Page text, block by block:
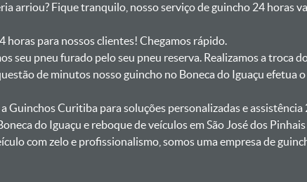
arriou? Fique tranquilo, nosso serviço de guincho 24 horas
horas para nossos clientes! Chegamos rápido.
seu pneu furado pelo seu pneu reserva. Realizamos a troca
de minutos nosso guincho no Boneca do Iguaçu efetua
Guinchos Curitiba para soluções personalizadas e assistência
do Iguaçu e reboque de veículos em São José dos
com zelo e profissionalismo, somos uma empresa de